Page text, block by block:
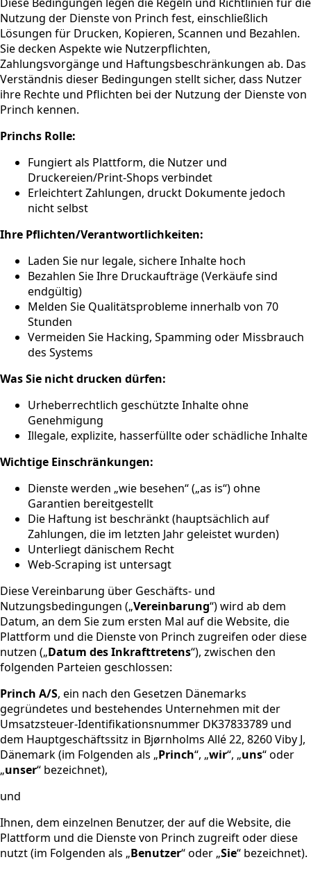
Nutzung der Dienste von Princh fest, einschließlich
Lösungen für Drucken, Kopieren, Scannen und Bezahlen.
Sie decken Aspekte wie Nutzerpflichten,
Zahlungsvorgänge und Haftungsbeschränkungen ab. Das
Verständnis dieser Bedingungen stellt sicher, dass Nutzer
ihre Rechte und Pflichten bei der Nutzung der Dienste von
Princh kennen.
Princhs Rolle:
Fungiert als Plattform, die Nutzer und
Druckereien/Print-Shops verbindet
Erleichtert Zahlungen, druckt Dokumente jedoch
nicht selbst
Ihre Pflichten/Verantwortlichkeiten:
Laden Sie nur legale, sichere Inhalte hoch
Bezahlen Sie Ihre Druckaufträge (Verkäufe sind
endgültig)
Melden Sie Qualitätsprobleme innerhalb von 70
Stunden
Vermeiden Sie Hacking, Spamming oder Missbrauch
des Systems
Was Sie nicht drucken dürfen:
Urheberrechtlich geschützte Inhalte ohne
Genehmigung
Illegale, explizite, hasserfüllte oder schädliche Inhalte
Wichtige Einschränkungen:
Dienste werden „wie besehen“ („as is“) ohne
Garantien bereitgestellt
Die Haftung ist beschränkt (hauptsächlich auf
Zahlungen, die im letzten Jahr geleistet wurden)
Unterliegt dänischem Recht
Web-Scraping ist untersagt
Diese Vereinbarung über Geschäfts- und
Nutzungsbedingungen („Vereinbarung“) wird ab dem
Datum, an dem Sie zum ersten Mal auf die Website, die
Plattform und die Dienste von Princh zugreifen oder diese
nutzen („Datum des Inkrafttretens“), zwischen den
folgenden Parteien geschlossen:
Princh A/S, ein nach den Gesetzen Dänemarks
gegründetes und bestehendes Unternehmen mit der
Umsatzsteuer-Identifikationsnummer DK37833789 und
dem Hauptgeschäftssitz in Bjørnholms Allé 22, 8260 Viby J,
Dänemark (im Folgenden als „Princh“, „wir“, „uns“ oder
„unser“ bezeichnet),
und
Ihnen, dem einzelnen Benutzer, der auf die Website, die
Plattform und die Dienste von Princh zugreift oder diese
nutzt (im Folgenden als „Benutzer“ oder „Sie“ bezeichnet).